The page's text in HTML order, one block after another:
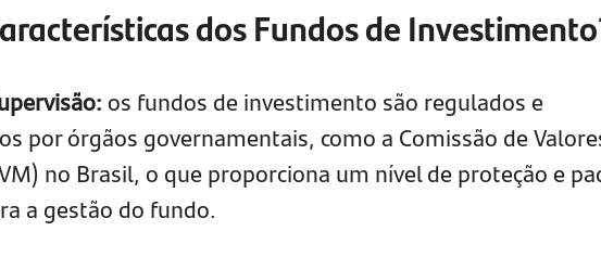
dos Fundos de
os fundos de investimento são regulados e
por órgãos governamentais, como a Comissão de
no Brasil, o que proporciona um nível de proteção e
a gestão do fundo.